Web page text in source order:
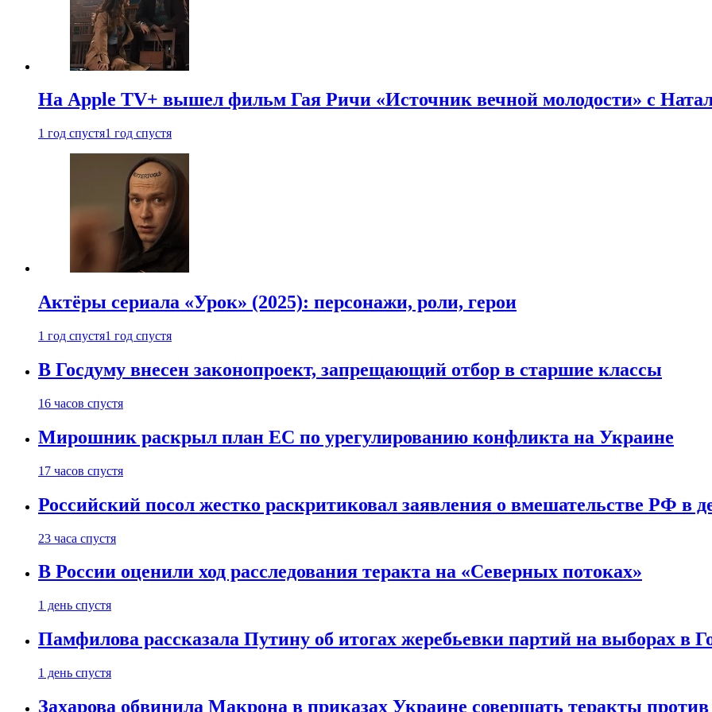
На Apple TV+ вышел фильм Гая Ричи «Источник вечной молодости» с
1 год спустя1 год спустя
Актёры сериала «Урок» (2025): персонажи, роли, герои
1 год спустя1 год спустя
В Госдуму внесен законопроект, запрещающий отбор в старшие классы
16 часов спустя
Мирошник раскрыл план ЕС по урегулированию конфликта на Украине
17 часов спустя
Российский посол жестко раскритиковал заявления о вмешательстве РФ в
23 часа спустя
В России оценили ход расследования теракта на «Северных потоках»
1 день спустя
Памфилова рассказала Путину об итогах жеребьевки партий на выборах в
1 день спустя
Захарова обвинила Макрона в приказах Украине совершать теракты против